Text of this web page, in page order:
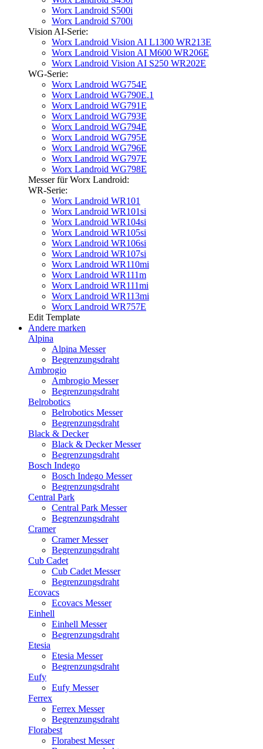
Worx Landroid S500i
Worx Landroid S700i
Vision AI-Serie:
Worx Landroid Vision AI L1300 WR213E
Worx Landroid Vision AI M600 WR206E
Worx Landroid Vision AI S250 WR202E
WG-Serie:
Worx Landroid WG754E
Worx Landroid WG790E.1
Worx Landroid WG791E
Worx Landroid WG793E
Worx Landroid WG794E
Worx Landroid WG795E
Worx Landroid WG796E
Worx Landroid WG797E
Worx Landroid WG798E
Messer für Worx Landroid:
WR-Serie:
Worx Landroid WR101
Worx Landroid WR101si
Worx Landroid WR104si
Worx Landroid WR105si
Worx Landroid WR106si
Worx Landroid WR107si
Worx Landroid WR110mi
Worx Landroid WR111m
Worx Landroid WR111mi
Worx Landroid WR113mi
Worx Landroid WR757E
Edit Template
Andere marken
Alpina
Alpina Messer
Begrenzungsdraht
Ambrogio
Ambrogio Messer
Begrenzungsdraht
Belrobotics
Belrobotics Messer
Begrenzungsdraht
Black & Decker
Black & Decker Messer
Begrenzungsdraht
Bosch Indego
Bosch Indego Messer
Begrenzungsdraht
Central Park
Central Park Messer
Begrenzungsdraht
Cramer
Cramer Messer
Begrenzungsdraht
Cub Cadet
Cub Cadet Messer
Begrenzungsdraht
Ecovacs
Ecovacs Messer
Einhell
Einhell Messer
Begrenzungsdraht
Etesia
Etesia Messer
Begrenzungsdraht
Eufy
Eufy Messer
Ferrex
Ferrex Messer
Begrenzungsdraht
Florabest
Florabest Messer